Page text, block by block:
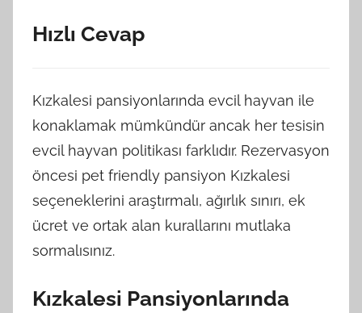
Hızlı Cevap
Kızkalesi pansiyonlarında evcil hayvan ile
konaklamak mümkündür ancak her tesisin
evcil hayvan politikası farklıdır. Rezervasyon
öncesi pet friendly pansiyon Kızkalesi
seçeneklerini araştırmalı, ağırlık sınırı, ek
ücret ve ortak alan kurallarını mutlaka
sormalısınız.
Kızkalesi Pansiyonlarında